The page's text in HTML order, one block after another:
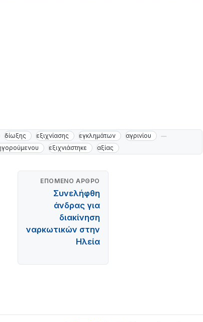
δίωξης εξιχνίασης εγκλημάτων
αγρινίου
εξιχνιάστηκε αξίας
ΕΠΌΜΕΝΟ ΆΡΘΡΟ
Συνελήφθη
άνδρας για
διακίνηση
ναρκωτικών στην
Ηλεία